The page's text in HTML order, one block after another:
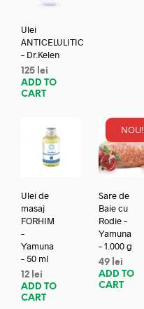
Ulei
ANTICELULITIC
– Dr.Kelen
125 lei
ADD TO
CART
Ulei de
masaj
FORHIM
–
Yamuna
– 50 ml
12 lei
ADD TO
CART
NOU!
Sare de
Baie cu
Rodie –
Yamuna
– 1.000 g
49 lei
ADD TO
CART